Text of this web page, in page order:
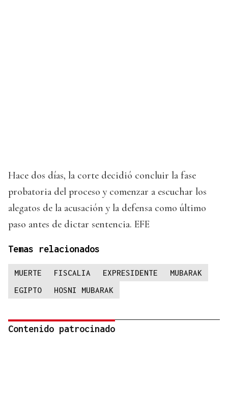
Hace dos días, la corte decidió concluir la fase
probatoria del proceso y comenzar a escuchar los
alegatos de la acusación y la defensa como último
paso antes de dictar sentencia. EFE
Temas relacionados
MUERTE FISCALIA EXPRESIDENTE
MUBARAK
EGIPTO
HOSNI MUBARAK
Contenido patrocinado